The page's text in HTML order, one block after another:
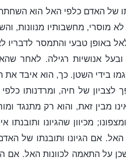
של האדם כלפי האל הוא
מוסרי, מחשבותיו מנוונות,
באופן טבעי והתמסר לדבריו
ובעל אנושיות רגילה. לאחר
בידי השטן. כך, הוא איבד
לצביון של חיה, ומרדנותו
מבין זאת, והוא רק מתנגד
מכיוון שהגיונו ותובנתו
אם הגיונו ותובנתו של
על התאמה לכוונות האל. אם